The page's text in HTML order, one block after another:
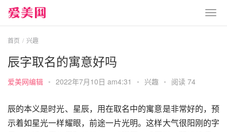
首页 兴趣
辰字取名的寓意好吗
爱美网编辑 • 2022年7月10日 am4:31 • 兴趣 • 阅读 74
辰的本义是时光、星辰，用在取名中的寓意是非常好的，预
示着如星光一样耀眼，前途一片光明。这样大气很阳刚的字